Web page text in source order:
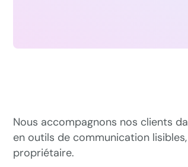
Nous accompagnons nos clients
en outils de communication
propriétaire.